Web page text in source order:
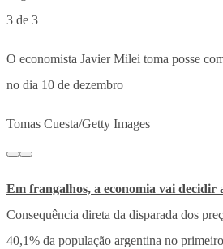
3 de 3
O economista Javier Milei toma posse
no dia 10 de dezembro
Tomas Cuesta/Getty Images
Em frangalhos, a economia vai decidir
Consequência direta da disparada dos
40,1% da população argentina no